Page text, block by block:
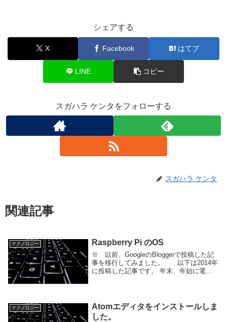
シェアする
X Facebook はてブ
LINE コピー
スガハラ ケンタをフォローする
スガハラ ケンタ
関連記事
テクノロジー Raspberry Pi のOS
※ 以前、GoogleのBloggerで投稿した記
事を移行してみました。 以下は2014年
に投稿した記事です。 年末、年始に電子
テクノロジー
Atomエディタをインストールしま
した。